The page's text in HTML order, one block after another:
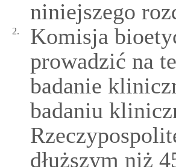
niniejszego
2.
Komisja
prowadzić na
badanie
badaniu
dłuższym niż